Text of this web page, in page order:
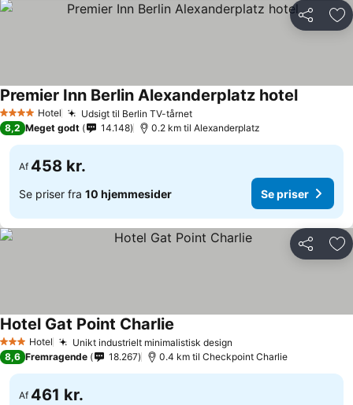
Del
4 StjernerHotel Udsigt til Berlin TV-tårnet
Premier Inn Berlin Alexanderplatz hotel
8,2 Meget godt 14.148 0.2 km til Alexanderplatz
Af 458 kr.
Se priser fra 10 hjemmesider Se priser
Del
3 StjernerHotel Unikt industrielt minimalistisk design
Hotel Gat Point Charlie
8,6 Fremragende 18.267 0.4 km til Checkpoint Charlie
Af 461 kr.